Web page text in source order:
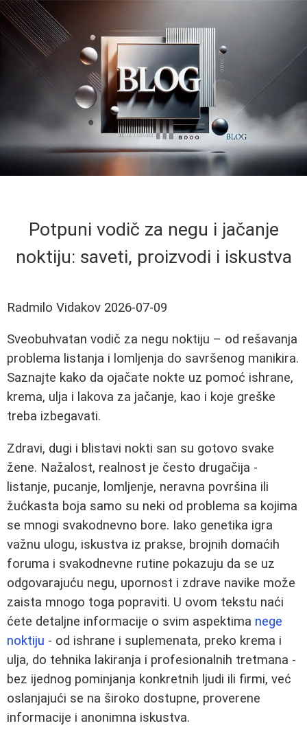
Potpuni vodič za negu i jačanje
noktiju: saveti, proizvodi i iskustva
Radmilo Vidakov 2026-07-09
Sveobuhvatan vodič za negu noktiju – od rešavanja
problema listanja i lomljenja do savršenog manikira.
Saznajte kako da ojačate nokte uz pomoć ishrane,
krema, ulja i lakova za jačanje, kao i koje greške
treba izbegavati.
Zdravi, dugi i blistavi nokti san su gotovo svake
žene. Nažalost, realnost je često drugačija -
listanje, pucanje, lomljenje, neravna površina ili
žućkasta boja samo su neki od problema sa kojima
se mnogi svakodnevno bore. Iako genetika igra
važnu ulogu, iskustva iz prakse, brojnih domaćih
foruma i svakodnevne rutine pokazuju da se uz
odgovarajuću negu, upornost i zdrave navike može
zaista mnogo toga popraviti. U ovom tekstu naći
ćete detaljne informacije o svim aspektima nege
noktiju - od ishrane i suplemenata, preko krema i
ulja, do tehnika lakiranja i profesionalnih tretmana -
bez ijednog pominjanja konkretnih ljudi ili firmi, već
oslanjajući se na široko dostupne, proverene
informacije i anonimna iskustva.